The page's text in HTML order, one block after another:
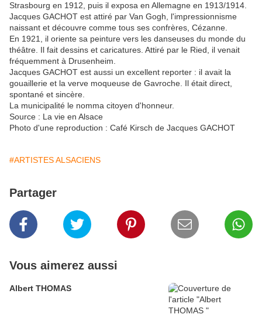
Strasbourg en 1912, puis il exposa en Allemagne en 1913/1914.
Jacques GACHOT est attiré par Van Gogh, l'impressionnisme
naissant et découvre comme tous ses confrères, Cézanne.
En 1921, il oriente sa peinture vers les danseuses du monde du
théâtre. Il fait dessins et caricatures. Attiré par le Ried, il venait
fréquemment à Drusenheim.
Jacques GACHOT est aussi un excellent reporter : il avait la
gouaillerie et la verve moqueuse de Gavroche. Il était direct,
spontané et sincère.
La municipalité le nomma citoyen d'honneur.
Source : La vie en Alsace
Photo d'une reproduction : Café Kirsch de Jacques GACHOT
#ARTISTES ALSACIENS
Partager
Vous aimerez aussi
Albert THOMAS